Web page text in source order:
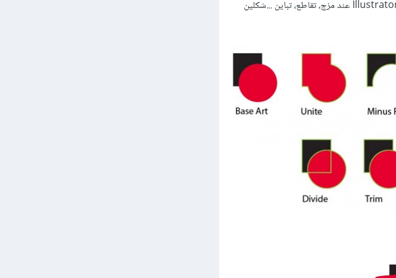
الشكلين الأصليين، ولمن لا يعرف هاتين التقنيتين فهي الأكثر استعمالا على Illustrator عند مزج، تقاطع، تباين ...شكلين